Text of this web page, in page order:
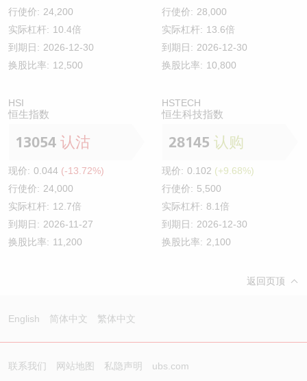
行使价: 24,200
实际杠杆: 10.4倍
到期日: 2026-12-30
换股比率: 12,500
行使价: 28,000
实际杠杆: 13.6倍
到期日: 2026-12-30
换股比率: 10,800
HSI
恒生指数
13054 认沽
现价: 0.044 (-13.72%)
行使价: 24,000
实际杠杆: 12.7倍
到期日: 2026-11-27
换股比率: 11,200
HSTECH
恒生科技指数
28145 认购
现价: 0.102 (+9.68%)
行使价: 5,500
实际杠杆: 8.1倍
到期日: 2026-12-30
换股比率: 2,100
返回页顶
English 简体中文 繁体中文
联系我们 网站地图 私隐声明 ubs.com